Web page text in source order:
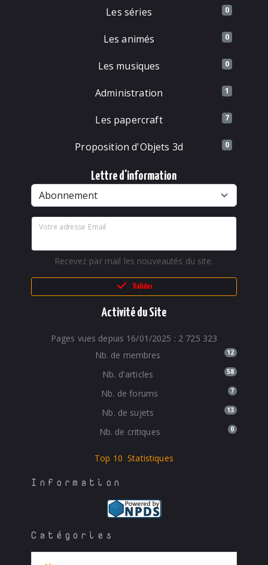
Les séries 0
Les animés 0
Les musiques 0
Administration 1
Les papercraft 7
Proposition d'Objets 3d 0
Lettre d'information
Votre adresse Email
Recevez par mail les nouveautés du site.
Valider
Activité du Site
Pages vues depuis 16/01/2025 : 2 725 323
Nb. de membres
12
Nb. d'articles 58
Nb. de forums 7
Nb. de sujets 13
Nb. de critiques 0
Top 10 Statistiques
Information
Catégories